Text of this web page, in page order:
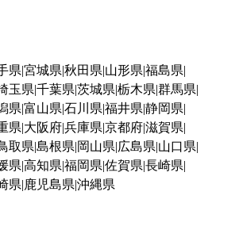
県 宮城県 秋田県 山形県 福島県
玉県 千葉県 茨城県 栃木県 群馬県
県 富山県 石川県 福井県 静岡県
県 大阪府兵庫県 京都府滋賀県
取県 島根県 岡山県 広島県 山口県
県 高知県 福岡県 佐賀県 長崎県
県 鹿児島県 沖縄県